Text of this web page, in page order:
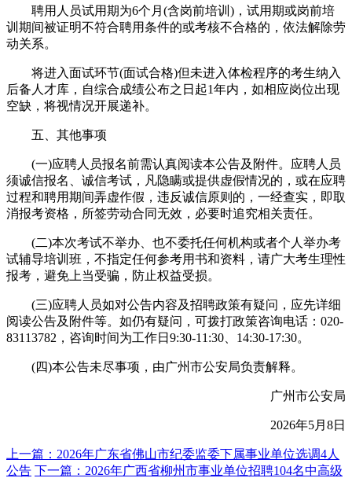
聘用人员试用期为6个月(含岗前培训)，试用期或岗前培
训期间被证明不符合聘用条件的或考核不合格的，依法解除劳
动关系。
将进入面试环节(面试合格)但未进入体检程序的考生纳入
后备人才库，自综合成绩公布之日起1年内，如相应岗位出现
空缺，将视情况开展递补。
五、其他事项
(一)应聘人员报名前需认真阅读本公告及附件。应聘人员
须诚信报名、诚信考试，凡隐瞒或提供虚假情况的，或在应聘
过程和聘用期间弄虚作假，违反诚信原则的，一经查实，即取
消报考资格，所签劳动合同无效，必要时追究相关责任。
(二)本次考试不举办、也不委托任何机构或者个人举办考
试辅导培训班，不指定任何参考用书和资料，请广大考生理性
报考，避免上当受骗，防止权益受损。
(三)应聘人员如对公告内容及招聘政策有疑问，应先详细
阅读公告及附件等。如仍有疑问，可拨打政策咨询电话：020-
83113782，咨询时间为工作日9:30-11:30、14:30-17:30。
(四)本公告未尽事项，由广州市公安局负责解释。
广州市公安局
2026年5月8日
上一篇：2026年广东省佛山市纪委监委下属事业单位选调4人
公告 下一篇：2026年广西省柳州市事业单位招聘104名中高级